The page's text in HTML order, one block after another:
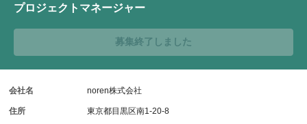
プロジェクトマネージャー
募集終了しました
会社名 noren株式会社
住所 東京都目黒区南1-20-8